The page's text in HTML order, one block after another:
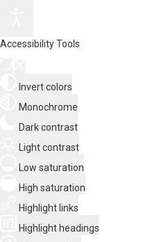
Accessibility Tools
Invert colors
Monochrome
Dark contrast
Light contrast
Low saturation
High saturation
Highlight links
Highlight headings